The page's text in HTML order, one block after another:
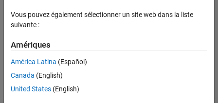
Infrastructure et architecture
Ingénierie de la qualité
Enregistrer
Vous pouvez également sélectionner un site web dans la liste
suivante :
Amériques
América Latina (Español)
Canada (English)
United States (English)